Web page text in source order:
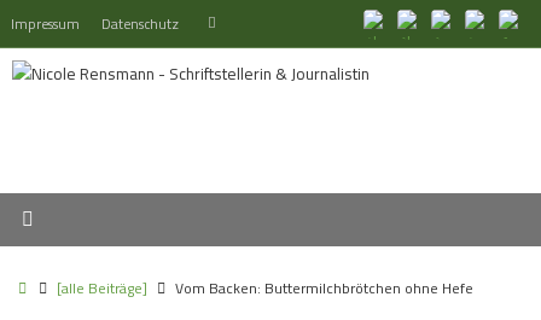
Inhalt
springen
Impressum Datenschutz Suchen
Start[alle Beiträge] Vom Backen: Buttermilchbrötchen ohne Hefe